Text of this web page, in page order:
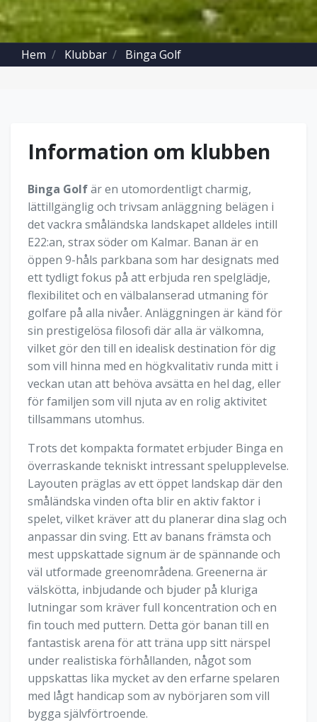
Hem Klubbar Binga Golf
Information om klubben
Binga Golfär en utomordentligt charmig,
lättillgänglig och trivsam anläggning belägen i
det vackra småländska landskapet alldeles intill
E22:an, strax söder om Kalmar. Banan är en
öppen 9-håls parkbana som har designats med
ett tydligt fokus på att erbjuda ren spelglädje,
flexibilitet och en välbalanserad utmaning för
golfare på alla nivåer. Anläggningen är känd för
sin prestigelösa filosofi där alla är välkomna,
vilket gör den till en idealisk destination för dig
som vill hinna med en högkvalitativ runda mitt i
veckan utan att behöva avsätta en hel dag, eller
för familjen som vill njuta av en rolig aktivitet
tillsammans utomhus.
Trots det kompakta formatet erbjuder Binga en
överraskande tekniskt intressant spelupplevelse.
Layouten präglas av ett öppet landskap där den
småländska vinden ofta blir en aktiv faktor i
spelet, vilket kräver att du planerar dina slag och
anpassar din sving. Ett av banans främsta och
mest uppskattade signum är de spännande och
väl utformade greenområdena. Greenerna är
välskötta, inbjudande och bjuder på kluriga
lutningar som kräver full koncentration och en
fin touch med puttern. Detta gör banan till en
fantastisk arena för att träna upp sitt närspel
under realistiska förhållanden, något som
uppskattas lika mycket av den erfarne spelaren
med lågt handicap som av nybörjaren som vill
bygga självförtroende.